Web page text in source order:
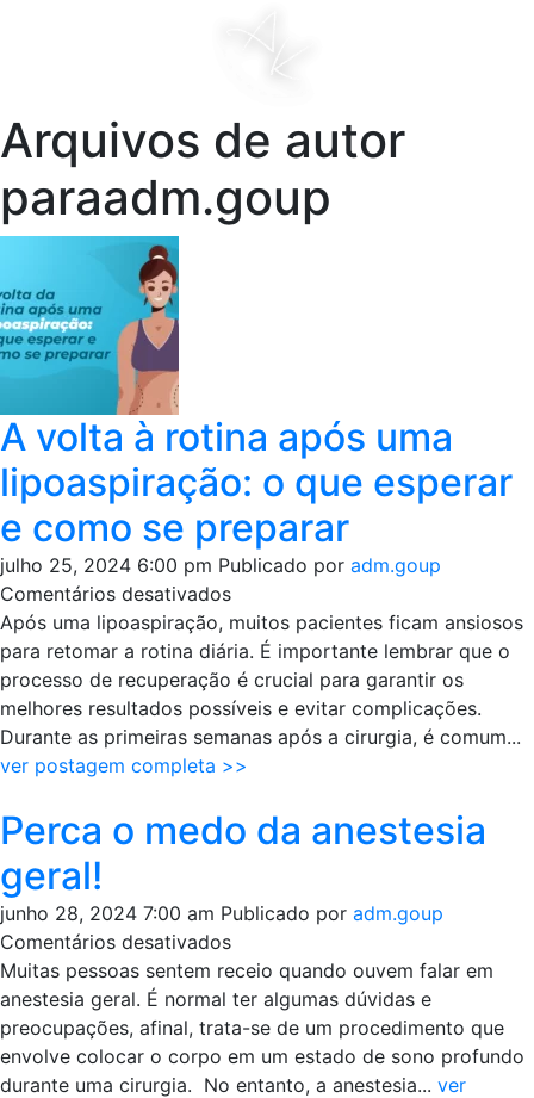
Arquivos de autor
paraadm.goup
A volta à rotina após uma
lipoaspiração: o que esperar
e como se preparar
julho 25, 2024 6:00 pm Publicado por adm.goup
Comentários desativadosem
A
volta
à
rotina
após
uma
o
que
e
se
preparar
Após uma lipoaspiração, muitos pacientes ficam ansiosos
para retomar a rotina diária. É importante lembrar que o
processo de recuperação é crucial para garantir os
melhores resultados possíveis e evitar complicações.
Durante as primeiras semanas após a cirurgia, é comum...
ver postagem completa >>
Perca o medo da anestesia
geral!
junho 28, 2024 7:00 am Publicado por adm.goup
Comentários desativadosem
Perca
o
medo
da
anestesia
Muitas pessoas sentem receio quando ouvem falar em
anestesia geral. É normal ter algumas dúvidas e
preocupações, afinal, trata-se de um procedimento que
envolve colocar o corpo em um estado de sono profundo
durante uma cirurgia. No entanto, a anestesia... ver